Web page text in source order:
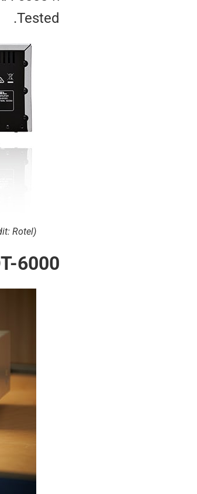
Tested.
(Image Credit: Rotel)
6000